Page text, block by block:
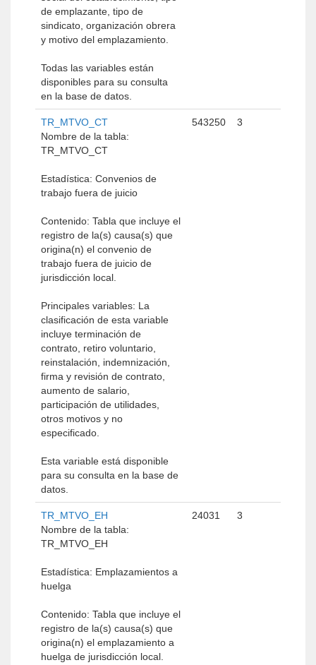
de emplazante, tipo de
sindicato, organización obrera
y motivo del emplazamiento.
Todas las variables están
disponibles para su consulta
en la base de datos.
TR_MTVO_CT
Nombre de la tabla:
TR_MTVO_CT
Estadística: Convenios de
trabajo fuera de juicio
Contenido: Tabla que incluye el
registro de la(s) causa(s) que
origina(n) el convenio de
trabajo fuera de juicio de
jurisdicción local.
Principales variables: La
clasificación de esta variable
incluye terminación de
contrato, retiro voluntario,
reinstalación, indemnización,
firma y revisión de contrato,
aumento de salario,
participación de utilidades,
otros motivos y no
especificado.
Esta variable está disponible
para su consulta en la base de
datos.
543250 3
TR_MTVO_EH
Nombre de la tabla:
TR_MTVO_EH
Estadística: Emplazamientos a
huelga
Contenido: Tabla que incluye el
registro de la(s) causa(s) que
origina(n) el emplazamiento a
huelga de jurisdicción local.
24031 3